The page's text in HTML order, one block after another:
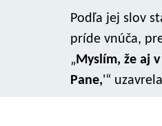
Podľa jej slov
príde vnúča,
„Myslím, že aj
Pane,'“